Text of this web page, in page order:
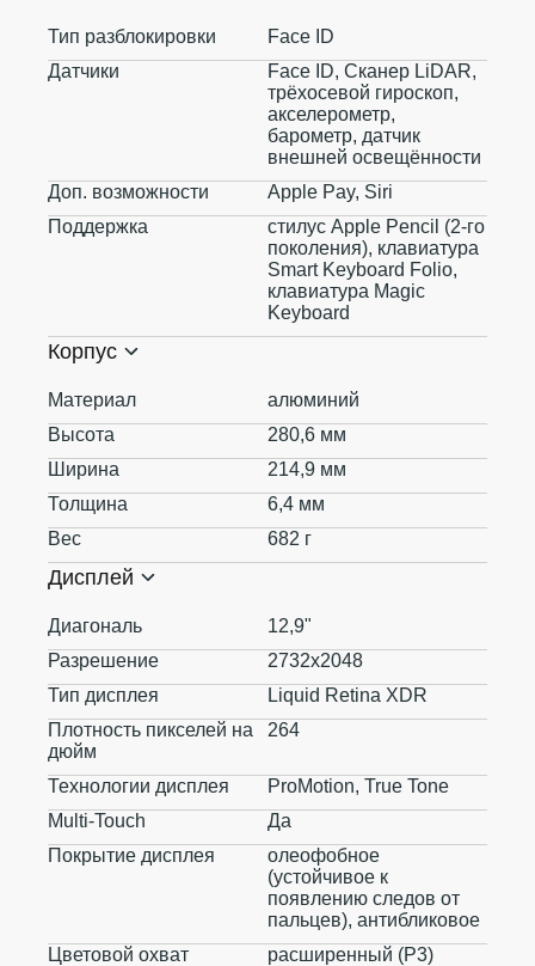
Тип разблокировки
Face ID
Датчики
Face ID, Сканер LiDAR,
трёхосевой гироскоп,
акселерометр,
барометр, датчик
внешней освещённости
Доп. возможности
Apple Pay, Siri
Поддержка
стилус Apple Pencil (2‑го
поколения), клавиатура
Smart Keyboard Folio,
клавиатура Magic
Keyboard
Корпус
Материал
алюминий
Высота
280,6 мм
Ширина
214,9 мм
Толщина
6,4 мм
Вес
682 г
Дисплей
Диагональ
12,9"
Разрешение
2732x2048
Тип дисплея
Liquid Retina XDR
Плотность пикселей на
дюйм
264
Технологии дисплея
ProMotion, True Tone
Multi-Touch
Да
Покрытие дисплея
олеофобное
(устойчивое к
появлению следов от
пальцев), антибликовое
Цветовой охват
расширенный (P3)